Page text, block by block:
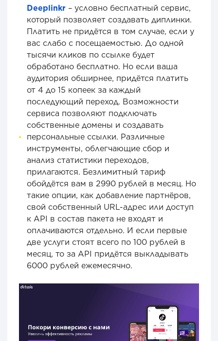
Deeplinkr – условно бесплатный сервис,
который позволяет создавать диплинки.
Платить не придётся в том случае, если у
вас слабо с посещаемостью. До одной
тысячи кликов по ссылке будет
обработано бесплатно. Но если ваша
аудитория обширнее, придётся платить
от 4 до 15 копеек за каждый
последующий переход. Возможности
сервиса позволяют подключать
собственные домены и создавать
персональные ссылки. Различные
инструменты, облегчающие сбор и
анализ статистики переходов,
прилагаются. Безлимитный тариф
обойдётся вам в 2990 рублей в месяц. Но
такие опции, как добавление партнёров,
свой собственный URL-адрес или доступ
к API в состав пакета не входят и
оплачиваются отдельно. И если первые
две услуги стоят всего по 100 рублей в
месяц, то за API придётся выкладывать
6000 рублей ежемесячно.